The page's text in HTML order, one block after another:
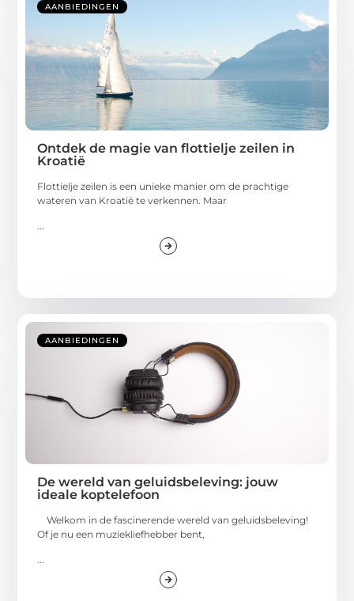
AANBIEDINGEN
Ontdek de magie van flottielje zeilen in
Kroatië
Flottielje zeilen is een unieke manier om de prachtige
wateren van Kroatië te verkennen. Maar
AANBIEDINGEN
De wereld van geluidsbeleving: jouw
ideale koptelefoon
Welkom in de fascinerende wereld van geluidsbeleving!
Of je nu een muziekliefhebber bent,
...